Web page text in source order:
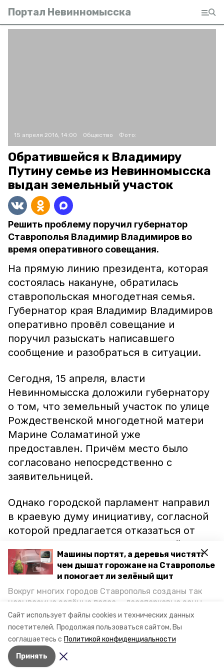
Сайт использует файлы cookies и технических данных
посетителей. Продолжая пользоваться сайтом, Вы
соглашаетесь с Политикой конфиденциальности
Принять
Машины портят, а деревья чистят:
чем дышат горожане на Ставрополье
и помогает ли зелёный щит
Вокруг многих городов Ставрополья созданы так
называемые зелёные пояса — лесопарковые зоны,
снижающие негативное воздействие выхлопных
газов на атмосферу. Справляются ли они с
постоянно растущим потоком автотранспорта и
каким воздухом дышат жители края, узнала
корреспондент «Победы26».
Портал Невинномысска
15 апреля 2016, 14:00 Общество Фото:
Обратившейся к Владимиру
Путину семье из Невинномысска
выдан земельный участок
Решить проблему поручил губернатор
Ставрополья Владимир Владимиров во
время оперативного совещания.
На прямую линию президента, которая
состоялась накануне, обратилась
ставропольская многодетная семья.
Губернатор края Владимир Владимиров
оперативно провёл совещание и
поручил разыскать написавшего
сообщение и разобраться в ситуации.
Сегодня, 15 апреля, власти
Невинномысска доложили губернатору
о том, что земельный участок по улице
Рождественской многодетной матери
Марине Соламатиной уже
предоставлен. Причём место было
согласовано непосредственно с
заявительницей.
Однако городской парламент направил
в краевую думу инициативу, согласной
которой предлагается отказаться от
требования с многодетных семей
документов о нуждаемости в
улучшении жилищных условий.
Напомним, за три годаземельные
участки получилиболее двух тысяч
ставропольских многодетных семей.
Авторы: Елена Татаринова